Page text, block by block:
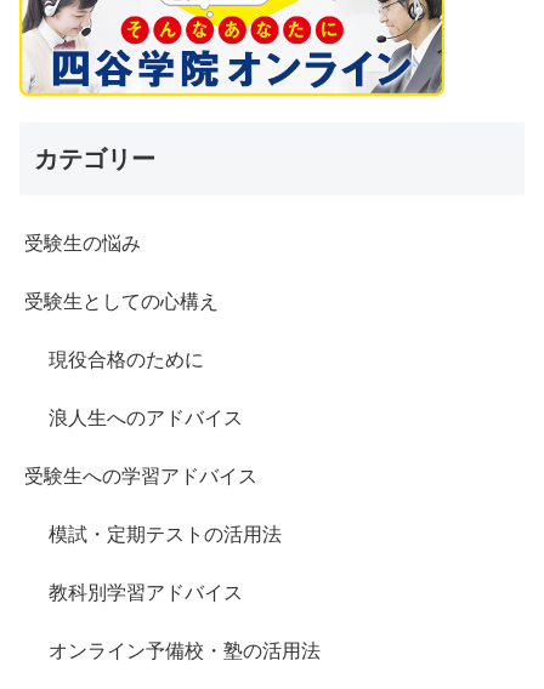
カテゴリー
受験生の悩み
受験生としての心構え
現役合格のために
浪人生へのアドバイス
受験生への学習アドバイス
模試・定期テストの活用法
教科別学習アドバイス
オンライン予備校・塾の活用法